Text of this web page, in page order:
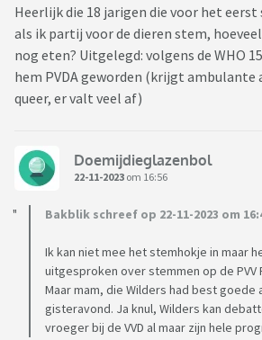
Heerlijk die 18 jarigen die voor het
als ik partij voor de dieren stem,
nog eten? Uitgelegd: volgens de WHO
hem PVDA geworden (krijgt ambulante
queer, er valt veel af)
Doemijdieglazenbol
22-11-2023 om 16:56
Bakblik schreef op 22-11-2023 om
Ik kan niet mee het stemhokje in maar
uitgesproken over stemmen op de PVV
Maar mam, die Wilders had best goede
gisteravond. Ja knul, Wilders kan
vroeger bij de VVD al maar zijn hele